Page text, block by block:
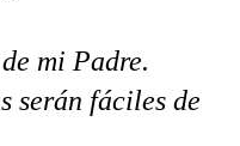
mi Padre.
serán fáciles de